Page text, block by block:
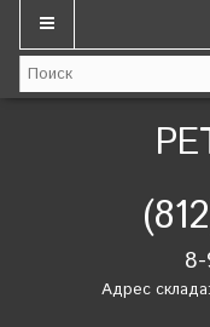
Адрес